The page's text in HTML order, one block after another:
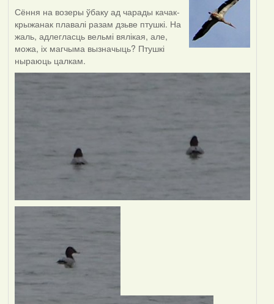
Сёння на возеры ўбаку ад чарады качак-
крыжанак плавалі разам дзьве птушкі. На
жаль, адлегласць вельмі вялікая, але,
можа, іх магчыма вызначыць? Птушкі
ныраюць цалкам.